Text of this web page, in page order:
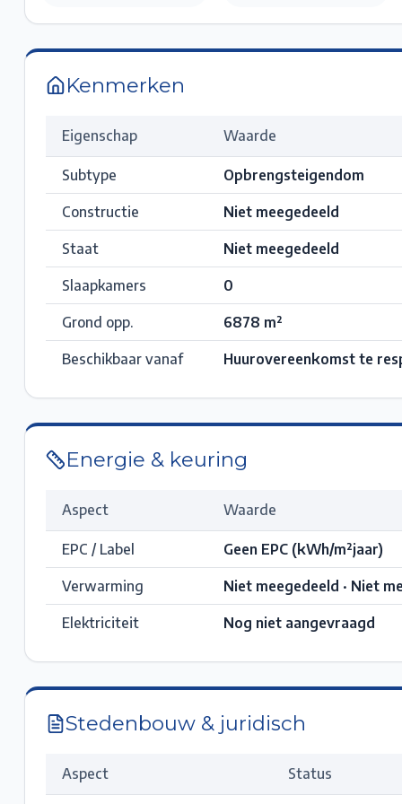
Kenmerken
Eigenschap Waarde
Subtype Opbrengsteigendom
Constructie Niet meegedeeld
Staat Niet meegedeeld
Slaapkamers 0
Grond opp. 6878 m²
Beschikbaar vanaf Huurovereenkomst te
Energie & keuring
Aspect Waarde
EPC / Label Geen EPC(kWh/m²jaar)
Verwarming Niet meegedeeld · Niet
Elektriciteit Nog niet aangevraagd
Stedenbouw & juridisch
Aspect Status